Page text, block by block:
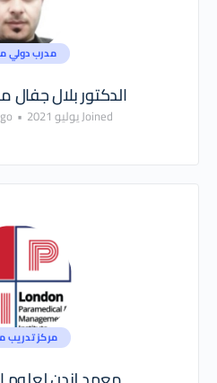
مدرب دولي
الدكتور بلال
Joined يوليو 2021 •
مركز تدريب